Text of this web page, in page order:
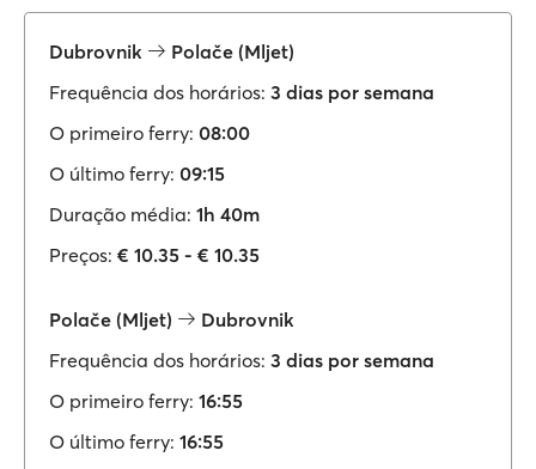
Dubrovnik
Polače (Mljet)
Frequência dos horários: 3 dias por semana
O primeiro ferry: 08:00
O último ferry: 09:15
Duração média: 1h 40m
Preços: € 10.35 - € 10.35
Polače (Mljet)
Dubrovnik
Frequência dos horários: 3 dias por semana
O primeiro ferry: 16:55
O último ferry: 16:55